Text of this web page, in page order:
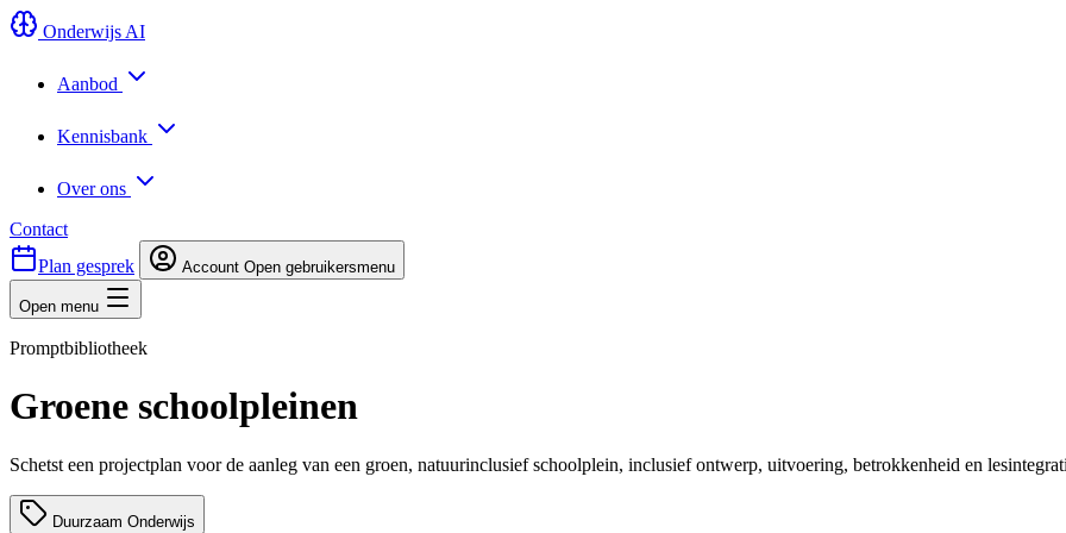
Onderwijs AI
Aanbod
Kennisbank
Over ons
Contact
Plan gesprek
Account Open gebruikersmenu
Open menu
Promptbibliotheek
Groene schoolpleinen
Schetst een projectplan voor de aanleg van een groen, natuurinclusief schoolplein, inclusief ontwerp, uitvoering, betrokkenheid en
Duurzaam Onderwijs